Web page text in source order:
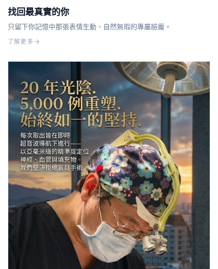
找回最真實的你
只留下你記憶中那張表情生動、自然無瑕的專屬臉龐。
了解更多